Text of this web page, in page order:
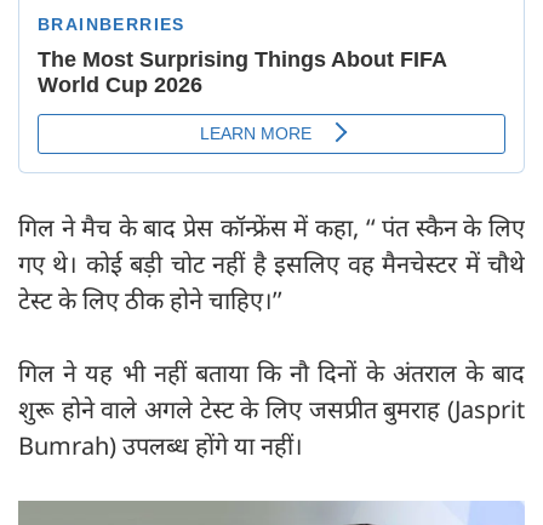
गिल ने मैच के बाद प्रेस कॉन्फ्रेंस में कहा, ‘‘ पंत स्कैन के लिए
गए थे। कोई बड़ी चोट नहीं है इसलिए वह मैनचेस्टर में चौथे
टेस्ट के लिए ठीक होने चाहिए।’’
गिल ने यह भी नहीं बताया कि नौ दिनों के अंतराल के बाद
शुरू होने वाले अगले टेस्ट के लिए जसप्रीत बुमराह (Jasprit
Bumrah) उपलब्ध होंगे या नहीं।